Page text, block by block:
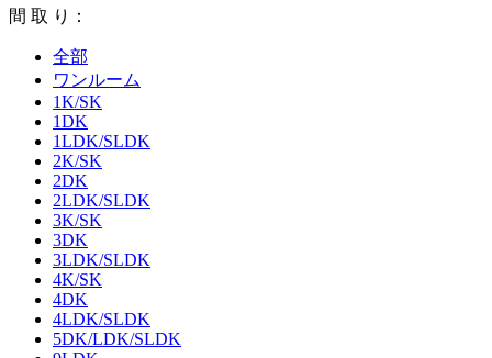
間 取 り：
全部
ワンルーム
1K/SK
1DK
1LDK/SLDK
2K/SK
2DK
2LDK/SLDK
3K/SK
3DK
3LDK/SLDK
4K/SK
4DK
4LDK/SLDK
5DK/LDK/SLDK